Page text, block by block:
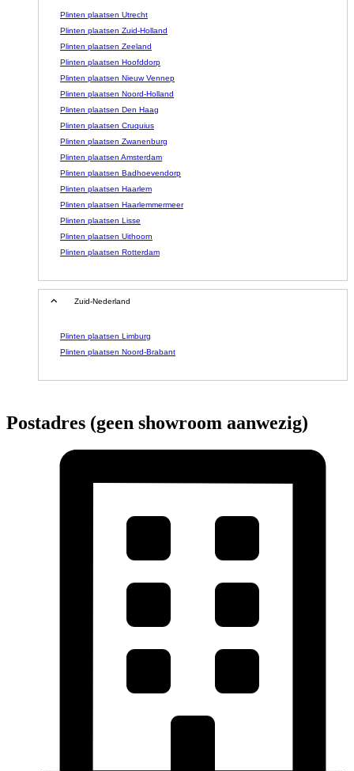
Plinten plaatsen Utrecht
Plinten plaatsen Zuid-Holland
Plinten plaatsen Zeeland
Plinten plaatsen Hoofddorp
Plinten plaatsen Nieuw Vennep
Plinten plaatsen Noord-Holland
Plinten plaatsen Den Haag
Plinten plaatsen Cruquius
Plinten plaatsen Zwanenburg
Plinten plaatsen Amsterdam
Plinten plaatsen Badhoevendorp
Plinten plaatsen Haarlem
Plinten plaatsen Haarlemmermeer
Plinten plaatsen Lisse
Plinten plaatsen Uithoorn
Plinten plaatsen Rotterdam
Zuid-Nederland
Plinten plaatsen Limburg
Plinten plaatsen Noord-Brabant
Postadres (geen showroom aanwezig)